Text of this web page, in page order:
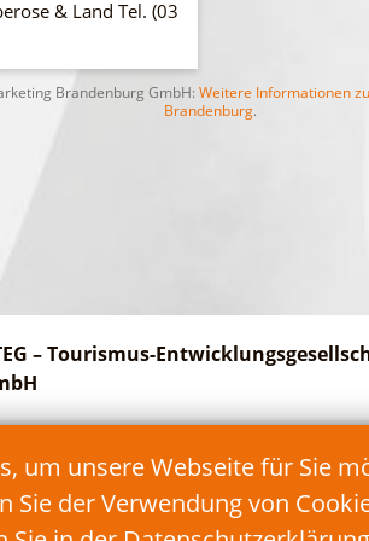
um unsere Webseite für Sie
Sie der Verwendung von
& Land Tel. (03
Brandenburg GmbH: Weitere Informationen
Brandenburg.
– Tourismus-
Schwielochsee
E-